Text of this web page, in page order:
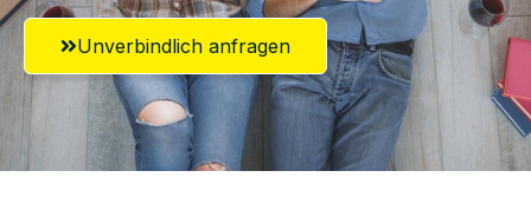
Unverbindlich anfragen